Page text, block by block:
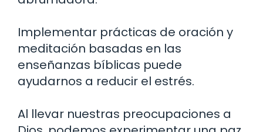
Implementar prácticas de oración y
meditación basadas en las
enseñanzas bíblicas puede
ayudarnos a reducir el estrés.
Al llevar nuestras preocupaciones a